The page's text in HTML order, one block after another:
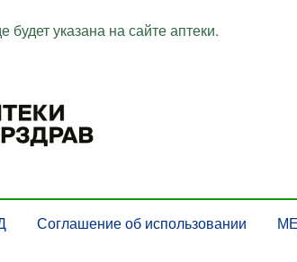
указана на сайте аптеки.
Соглашение об использовании